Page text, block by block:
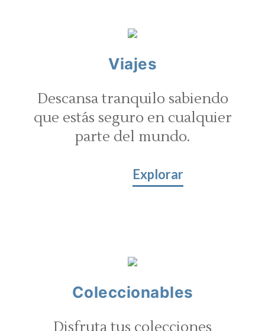
Viajes
Descansa tranquilo sabiendo
que estás seguro en cualquier
parte del mundo.
Explorar
Coleccionables
Disfruta tus colecciones